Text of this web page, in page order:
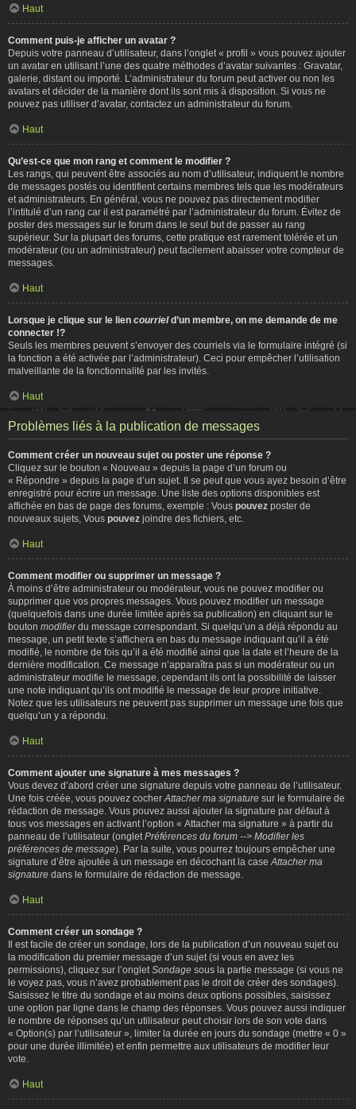
Haut
Comment puis-je afficher un avatar ?
Depuis votre panneau d’utilisateur, dans l’onglet « profil » vous pouvez ajouter
un avatar en utilisant l’une des quatre méthodes d’avatar suivantes : Gravatar,
galerie, distant ou importé. L’administrateur du forum peut activer ou non les
avatars et décider de la manière dont ils sont mis à disposition. Si vous ne
pouvez pas utiliser d’avatar, contactez un administrateur du forum.
Haut
Qu’est-ce que mon rang et comment le modifier ?
Les rangs, qui peuvent être associés au nom d’utilisateur, indiquent le nombre
de messages postés ou identifient certains membres tels que les modérateurs
et administrateurs. En général, vous ne pouvez pas directement modifier
l’intitulé d’un rang car il est paramétré par l’administrateur du forum. Évitez de
poster des messages sur le forum dans le seul but de passer au rang
supérieur. Sur la plupart des forums, cette pratique est rarement tolérée et un
modérateur (ou un administrateur) peut facilement abaisser votre compteur de
messages.
Haut
Lorsque je clique sur le lien courrield’un membre, on me demande de me
connecter !?
Seuls les membres peuvent s’envoyer des courriels via le formulaire intégré (si
la fonction a été activée par l’administrateur). Ceci pour empêcher l’utilisation
malveillante de la fonctionnalité par les invités.
Haut
Problèmes liés à la publication de messages
Comment créer un nouveau sujet ou poster une réponse ?
Cliquez sur le bouton « Nouveau » depuis la page d’un forum ou
« Répondre » depuis la page d’un sujet. Il se peut que vous ayez besoin d’être
enregistré pour écrire un message. Une liste des options disponibles est
affichée en bas de page des forums, exemple : Vous pouvez poster de
nouveaux sujets, Vous pouvez joindre des fichiers, etc.
Haut
Comment modifier ou supprimer un message ?
À moins d’être administrateur ou modérateur, vous ne pouvez modifier ou
supprimer que vos propres messages. Vous pouvez modifier un message
(quelquefois dans une durée limitée après sa publication) en cliquant sur le
bouton modifierdu message correspondant. Si quelqu’un a déjà répondu au
message, un petit texte s’affichera en bas du message indiquant qu’il a été
modifié, le nombre de fois qu’il a été modifié ainsi que la date et l’heure de la
dernière modification. Ce message n’apparaîtra pas si un modérateur ou un
administrateur modifie le message, cependant ils ont la possibilité de laisser
une note indiquant qu’ils ont modifié le message de leur propre initiative.
Notez que les utilisateurs ne peuvent pas supprimer un message une fois que
quelqu’un y a répondu.
Haut
Comment ajouter une signature à mes messages ?
Vous devez d’abord créer une signature depuis votre panneau de l’utilisateur.
Une fois créée, vous pouvez cocher Attacher ma signature sur le formulaire de
rédaction de message. Vous pouvez aussi ajouter la signature par défaut à
tous vos messages en activant l’option « Attacher ma signature » à partir du
panneau de l’utilisateur (onglet Préférences du forum --> Modifier les
préférences de message). Par la suite, vous pourrez toujours empêcher une
signature d’être ajoutée à un message en décochant la case Attacher ma
signature dans le formulaire de rédaction de message.
Haut
Comment créer un sondage ?
Il est facile de créer un sondage, lors de la publication d’un nouveau sujet ou
la modification du premier message d’un sujet (si vous en avez les
permissions), cliquez sur l’onglet Sondage sous la partie message (si vous ne
le voyez pas, vous n’avez probablement pas le droit de créer des sondages).
Saisissez le titre du sondage et au moins deux options possibles, saisissez
une option par ligne dans le champ des réponses. Vous pouvez aussi indiquer
le nombre de réponses qu’un utilisateur peut choisir lors de son vote dans
« Option(s) par l’utilisateur », limiter la durée en jours du sondage (mettre « 0 »
pour une durée illimitée) et enfin permettre aux utilisateurs de modifier leur
vote.
Haut